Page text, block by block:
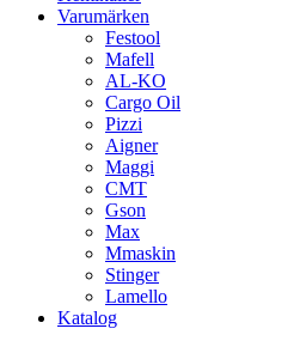
Varumärken
Festool
Mafell
AL-KO
Cargo Oil
Pizzi
Aigner
Maggi
CMT
Gson
Max
Mmaskin
Stinger
Lamello
Katalog